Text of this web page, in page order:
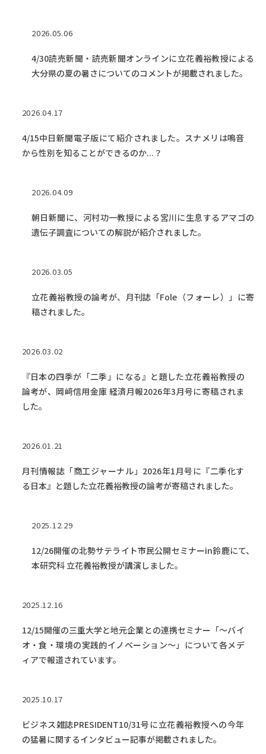
2026.05.06
4/30読売新聞・読売新聞オンラインに立花義裕教授による
大分県の夏の暑さについてのコメントが掲載されました。
2026.04.17
4/15中日新聞電子版にて紹介されました。スナメリは鳴音
から性別を知ることができるのか...？
2026.04.09
朝日新聞に、河村功一教授による宮川に生息するアマゴの
遺伝子調査についての解説が紹介されました。
2026.03.05
立花義裕教授の論考が、月刊誌「Fole（フォーレ）」に寄
稿されました。
2026.03.02
『日本の四季が「二季」になる』と題した立花義裕教授の
論考が、岡﨑信用金庫 経済月報2026年3月号に寄稿されま
した。
2026.01.21
月刊情報誌「商工ジャーナル」2026年1月号に『二季化す
る日本』と題した立花義裕教授の論考が寄稿されました。
2025.12.29
12/26開催の北勢サテライト市民公開セミナーin鈴鹿にて、
本研究科 立花義裕教授が講演しました。
2025.12.16
12/15開催の三重大学と地元企業との連携セミナー「～バイ
オ・食・環境の実践的イノベーション～」について各メデ
ィアで報道されています。
2025.10.17
ビジネス雑誌PRESIDENT10/31号に立花義裕教授への今年
の猛暑に関するインタビュー記事が掲載されました。